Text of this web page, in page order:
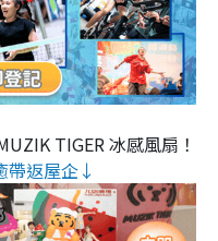
TIGER 冰感風扇！
帶返屋企↓